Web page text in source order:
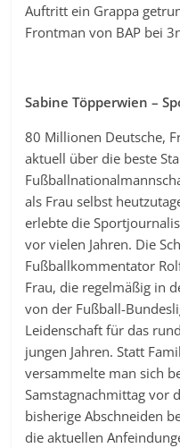
Auftritt ein Grappa
Frontman von BAP bei
Sabine Töpperwien –
80 Millionen Deutsche,
aktuell über die beste
als Frau selbst
erlebte die
vor vielen Jahren. Die
Fußballkommentator
Frau, die regelmäßig in
von der Fußball-
Leidenschaft für das
jungen Jahren. Statt
versammelte man sich
Samstagnachmittag vor
bisherige Abschneiden
die aktuellen